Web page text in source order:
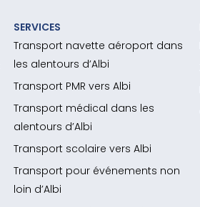
SERVICES
Transport navette aéroport dans
les alentours d’Albi
Transport PMR vers Albi
Transport médical dans les
alentours d’Albi
Transport scolaire vers Albi
Transport pour événements non
loin d’Albi